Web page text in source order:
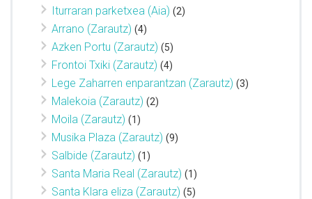
Iturraran parketxea (Aia) (2)
Arrano (Zarautz) (4)
Azken Portu (Zarautz) (5)
Frontoi Txiki (Zarautz) (4)
Lege Zaharren enparantzan (Zarautz) (3)
Malekoia (Zarautz) (2)
Moila (Zarautz) (1)
Musika Plaza (Zarautz) (9)
Salbide (Zarautz) (1)
Santa Maria Real (Zarautz) (1)
Santa Klara eliza (Zarautz) (5)